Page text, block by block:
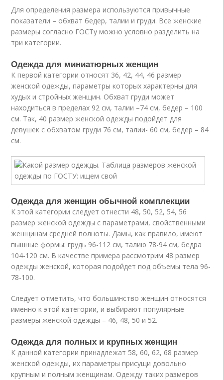
Для определения размера используются привычные
показатели – обхват бедер, талии и груди. Все женские
размеры согласно ГОСТу можно условно разделить на
три категории.
Одежда для миниатюрных женщин
К первой категории относят 36, 42, 44, 46 размер
женской одежды, параметры которых характерны для
худых и стройных женщин. Обхват груди может
находиться в пределах 92 см, талии –74 см, бедер – 100
см. Так, 40 размер женской одежды подойдет для
девушек с обхватом груди 76 см, талии- 60 см, бедер – 84
см.
Одежда для женщин обычной комплекции
К этой категории следует отнести 48, 50, 52, 54, 56
размер женской одежды с параметрами, свойственными
женщинам средней полноты. Дамы, как правило, имеют
пышные формы: грудь 96-112 см, талию 78-94 см, бедра
104-120 см. В качестве примера рассмотрим 48 размер
одежды женской, которая подойдет под объемы тела 96-
78-100.
Следует отметить, что большинство женщин относятся
именно к этой категории, и выбирают популярные
размеры женской одежды – 46, 48, 50 и 52.
Одежда для полных и крупных женщин
К данной категории принадлежат 58, 60, 62, 68 размер
женской одежды, их параметры присущи довольно
крупным и полным женщинам. Одежду таких размеров